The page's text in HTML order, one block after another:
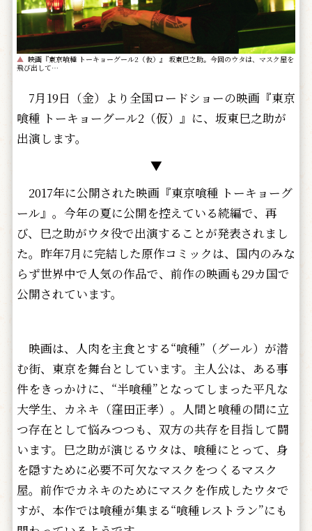
▲ 映画『東京喰種 トーキョーグール2（仮）』 坂東巳之助。今回のウタは、マスク屋を
飛び出して…
7月19日（金）より全国ロードショーの映画『東京
喰種 トーキョーグール2（仮）』に、坂東巳之助が
出演します。
▼
2017年に公開された映画『東京喰種 トーキョーグ
ール』。今年の夏に公開を控えている続編で、再
び、巳之助がウタ役で出演することが発表されまし
た。昨年7月に完結した原作コミックは、国内のみな
らず世界中で人気の作品で、前作の映画も29カ国で
公開されています。
映画は、人肉を主食とする“喰種”（グール）が潜
む街、東京を舞台としています。主人公は、ある事
件をきっかけに、“半喰種”となってしまった平凡な
大学生、カネキ（窪田正孝）。人間と喰種の間に立
つ存在として悩みつつも、双方の共存を目指して闘
います。巳之助が演じるウタは、喰種にとって、身
を隠すために必要不可欠なマスクをつくるマスク
屋。前作でカネキのためにマスクを作成したウタで
すが、本作では喰種が集まる“喰種レストラン”にも